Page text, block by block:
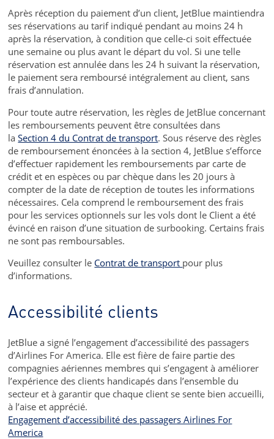
Après réception du paiement d’un client, JetBlue maintiendra
ses réservations au tarif indiqué pendant au moins 24 h
après la réservation, à condition que celle-ci soit effectuée
une semaine ou plus avant le départ du vol. Si une telle
réservation est annulée dans les 24 h suivant la réservation,
le paiement sera remboursé intégralement au client, sans
frais d’annulation.
Pour toute autre réservation, les règles de JetBlue concernant
les remboursements peuvent être consultées dans
laSection 4 du Contrat de transport. Sous réserve des règles
de remboursement énoncées à la section 4, JetBlue s’efforce
d’effectuer rapidement les remboursements par carte de
crédit et en espèces ou par chèque dans les 20 jours à
compter de la date de réception de toutes les informations
nécessaires. Cela comprend le remboursement des frais
pour les services optionnels sur les vols dont le Client a été
évincé en raison d’une situation de surbooking. Certains frais
ne sont pas remboursables.
Veuillez consulter le Contrat de transport pour plus
d’informations.
Accessibilité clients
JetBlue a signé l’engagement d’accessibilité des passagers
d’Airlines For America. Elle est fière de faire partie des
compagnies aériennes membres qui s’engagent à améliorer
l’expérience des clients handicapés dans l’ensemble du
secteur et à garantir que chaque client se sente bien accueilli,
à l’aise et apprécié.
Engagement d’accessibilité des passagers Airlines For
America